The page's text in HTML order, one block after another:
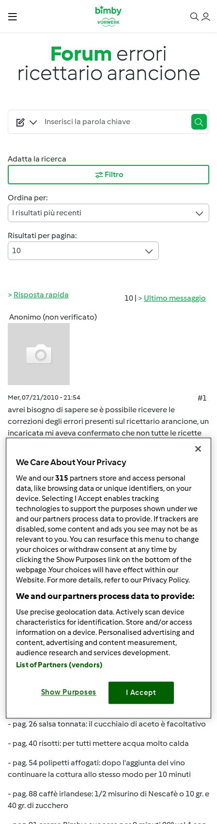
Salta al contenuto principale
Forum errori
ricettario arancione
Adatta la ricerca
Filtro
Ordina per:
I risultati più recenti
Risultati per pagina:
10
10 | Ultimo messaggio
Risposta rapida
Anonimo (non verificato)
Mer, 07/21/2010 - 21:54
#1
avrei bisogno di sapere se è possibile ricevere le
correzioni degli errori presenti sul ricettario arancione, un
incaricata mi aveva confermato che non tutte le ricette
In cima
Accedio registratiper poter commentare
Anonimo (non verificato)
Mer, 07/21/2010 - 22:53
Ciao Nora, ecco le correzioni
- pag. 8 pasta frolla: impastare 30 sec. vel. 4
- pag. 8 pasta all'uovo: impastare 10 sec. vel. 6 e 10 sec.
vel. 3
- pag. 7 pasta per pizza: farina gr. 600 acqua gr. 280
- pag. 7 pasta sfoglia: acqua 90 gr.
- pag. 26 salsa tonnata: il cucchiaio di aceto è facoltativo
- pag. 40 risotti: per tutti mettere acqua molto calda
- pag. 54 polipetti affogati: dopo l'aggiunta del vino
continuare la cottura allo stesso modo per 10 minuti
- pag. 88 caffè irlandese: 1/2 misurino di Nescafè o 10 gr. e
40 gr. di zucchero
We Care About Your Privacy
We and our315 partners store and access personal
data, like browsing data or unique identifiers, on your
device. Selecting I Accept enables tracking
technologies to support the purposes shown under we
and our partners process data to provide. If trackers are
disabled, some content and ads you see may not be as
relevant to you. You can resurface this menu to change
your choices or withdraw consent at any time by
clicking the Show Purposes link on the bottom of the
webpage .Your choices will have effect within our
Website. For more details, refer to our Privacy Policy.
We and our partners process data to provide:
Use precise geolocation data. Actively scan device
characteristics for identification. Store and/or access
information on a device. Personalised advertising and
content, advertising and content measurement,
audience research and services development.
List of Partners (vendors)
Show Purposes I Accept